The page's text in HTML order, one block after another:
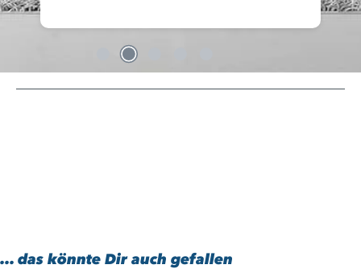
... das könnte Dir auch gefallen